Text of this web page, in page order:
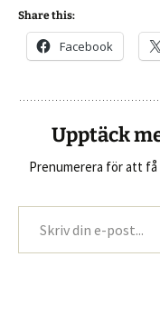
Share this:
Facebook
Upptäck
Prenumerera för att få
Skriv din e-post...